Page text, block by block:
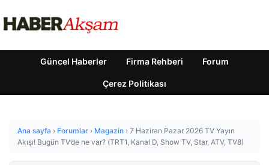
Güncel Haberler Firma Rehberi Forum
Çerez Politikası
Ana sayfa › Forumlar › Magazin › 7 Haziran Pazar 2026 TV Yayın
Akışı! Bugün TV’de ne var? (TRT1, Kanal D, Show TV, Star, ATV, TV8)